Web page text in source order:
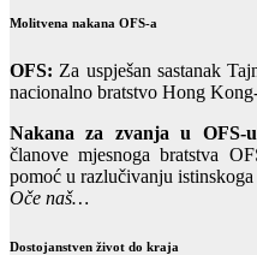
Molitvena nakana OFS-a
OFS: Za uspješan sastanak
nacionalno bratstvo Hong
Nakana za zvanja u OFS-
članove mjesnoga bratstva
pomoć u razlučivanju
Oče naš…
Dostojanstven život do kraja